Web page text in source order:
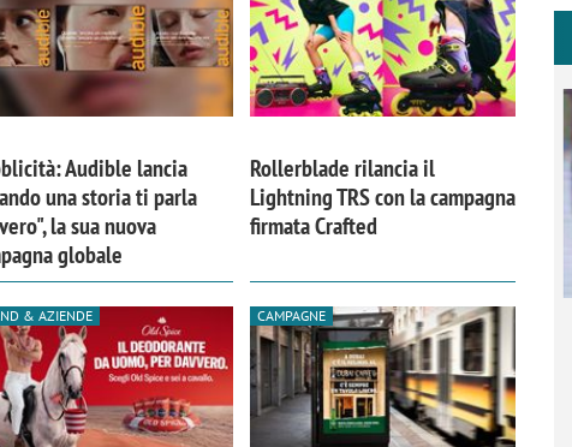
Audible lancia
una storia ti parla
la sua nuova
globale
Rollerblade rilancia il
Lightning TRS con la campagna
firmata Crafted
& AZIENDE CAMPAGNE
Digital:
l’AI deve
Ricerche di mercato. Neri, Ipsos
Doxa: «Non basta più descrivere i
fenomeni: bisogna comprenderli e
tradurli in azioni»